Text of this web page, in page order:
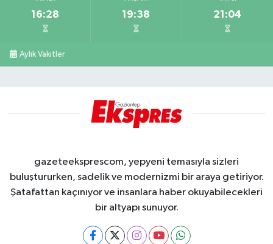
16:28 19:38 21:04
Aylık Vakitler
gazeteeksprescom, yepyeni temasıyla sizleri
buluştururken, sadelik ve modernizmi bir araya getiriyor.
Şatafattan kaçınıyor ve insanlara haber okuyabilecekleri
bir altyapı sunuyor.